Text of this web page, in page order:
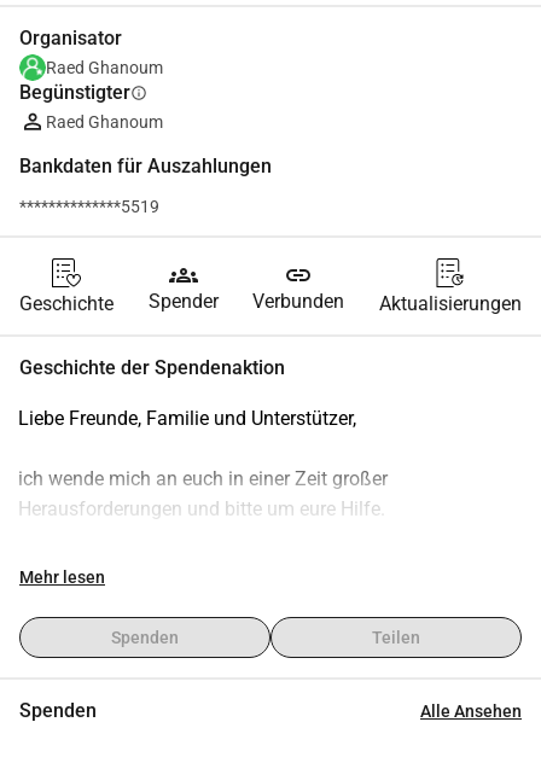
Organisator
Raed Ghanoum
Begünstigterinfo
Raed Ghanoum
Bankdaten für Auszahlungen
**************5519
Geschichte
groups
Spender
link
Verbunden Aktualisierungen
Geschichte der Spendenaktion
Liebe Freunde, Familie und Unterstützer,
ich wende mich an euch in einer Zeit großer
Herausforderungen und bitte um eure Hilfe.
Mit 17 Jahren übernahm ich bereits die Verantwortung für
Studienziel arbeitete ich, um sicherzustellen, dass sie
genug zu Essen haben.
Nach vielen Jahren habe ich einen Ausbildungsplatz in
Mehr lesen
Spenden Teilen
Spenden Alle Ansehen